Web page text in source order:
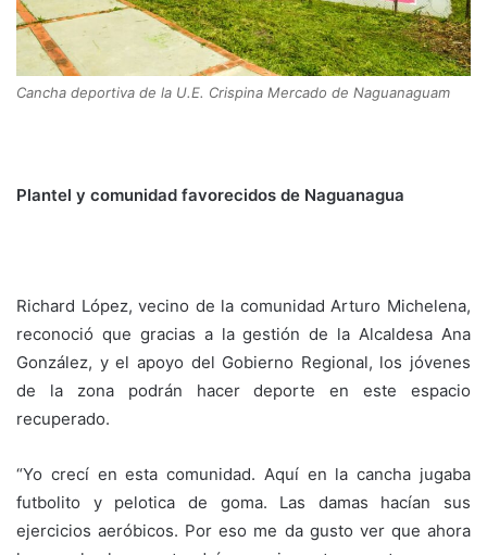
Cancha deportiva de la U.E. Crispina Mercado de Naguanaguam
Plantel y comunidad favorecidos de Naguanagua
Richard López, vecino de la comunidad Arturo Michelena,
reconoció que gracias a la gestión de la Alcaldesa Ana
González, y el apoyo del Gobierno Regional, los jóvenes
de la zona podrán hacer deporte en este espacio
recuperado.
“Yo crecí en esta comunidad. Aquí en la cancha jugaba
futbolito y pelotica de goma. Las damas hacían sus
ejercicios aeróbicos. Por eso me da gusto ver que ahora